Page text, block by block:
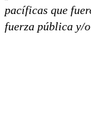
pacíficas que
fuerza pública y/